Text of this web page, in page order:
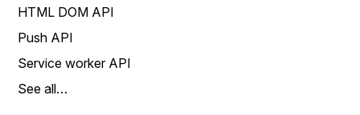
HTML DOM API
Push API
Service worker API
See all…